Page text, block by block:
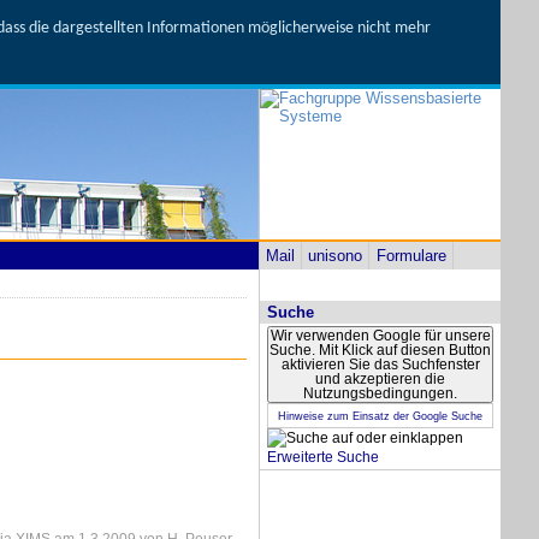
die dargestellten Informationen möglicherweise nicht mehr
Mail unisono Formulare
Suche
Wir verwenden Google für unsere
Suche. Mit Klick auf diesen Button
aktivieren Sie das Suchfenster
und akzeptieren die
Nutzungsbedingungen.
Hinweise zum Einsatz der Google Suche
Erweiterte Suche